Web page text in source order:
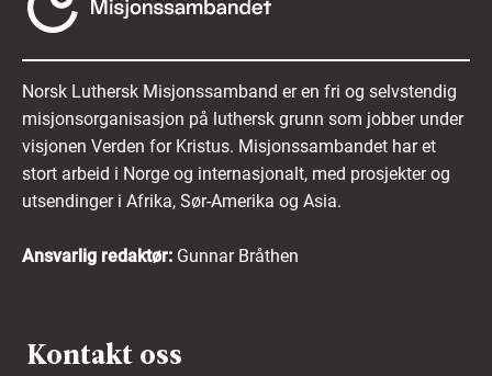
Norsk Luthersk Misjonssamband er en fri og selvstendig
misjonsorganisasjon på luthersk grunn som jobber under
visjonen Verden for Kristus. Misjonssambandet har et
stort arbeid i Norge og internasjonalt, med prosjekter og
utsendinger i Afrika, Sør-Amerika og Asia.
Ansvarlig redaktør: Gunnar Bråthen
Kontakt oss